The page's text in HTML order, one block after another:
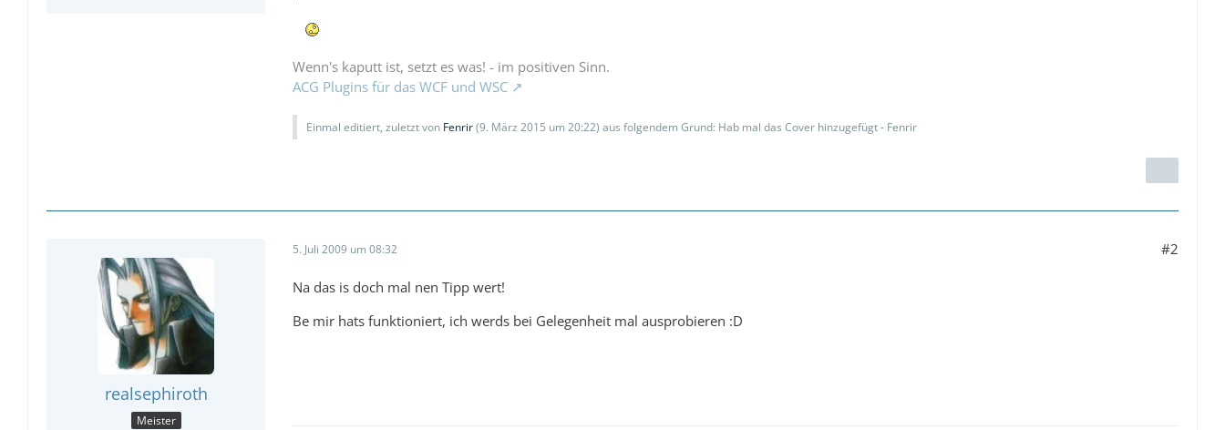
Wenn's kaputt ist, setzt es was! - im positiven Sinn.
ACG Plugins für das WCF und WSC
Einmal editiert, zuletzt von Fenrir(9. März 2015 um 20:22) aus folgendem Grund: Hab mal das Cover hinzugefügt - Fenrir
realsephiroth
Meister
5. Juli 2009 um 08:32 #2
Na das is doch mal nen Tipp wert!
Be mir hats funktioniert, ich werds bei Gelegenheit mal ausprobieren :D